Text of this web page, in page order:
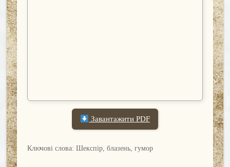
Завантажити PDF
Ключові слова: Шекспір, блазень, гумор